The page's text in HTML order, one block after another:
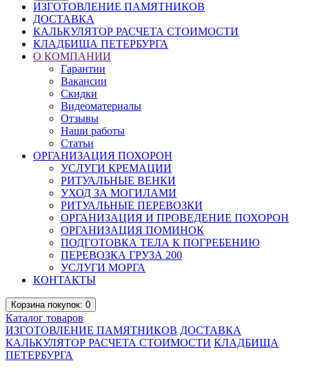
ИЗГОТОВЛЕНИЕ ПАМЯТНИКОВ
ДОСТАВКА
КАЛЬКУЛЯТОР РАСЧЕТА СТОИМОСТИ
КЛАДБИЩА ПЕТЕРБУРГА
О КОМПАНИИ
Гарантии
Вакансии
Скидки
Видеоматериалы
Отзывы
Наши работы
Статьи
ОРГАНИЗАЦИЯ ПОХОРОН
УСЛУГИ КРЕМАЦИИ
РИТУАЛЬНЫЕ ВЕНКИ
УХОД ЗА МОГИЛАМИ
РИТУАЛЬНЫЕ ПЕРЕВОЗКИ
ОРГАНИЗАЦИЯ И ПРОВЕДЕНИЕ ПОХОРОН
ОРГАНИЗАЦИЯ ПОМИНОК
ПОДГОТОВКА ТЕЛА К ПОГРЕБЕНИЮ
ПЕРЕВОЗКА ГРУЗА 200
УСЛУГИ МОРГА
КОНТАКТЫ
Корзинапокупок: 0
Каталог товаров
ИЗГОТОВЛЕНИЕ ПАМЯТНИКОВ ДОСТАВКА
КАЛЬКУЛЯТОР РАСЧЕТА СТОИМОСТИ КЛАДБИЩА
ПЕТЕРБУРГА